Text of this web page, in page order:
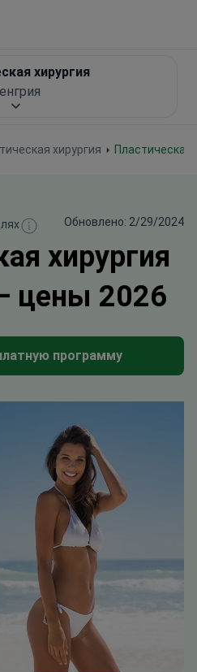
хирургия
хирургия
Обновлено: 2/29/2024
хирургия
цены 2026
программу